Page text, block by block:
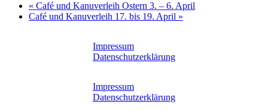
« Café und Kanuverleih Ostern 3. – 6. April
Café und Kanuverleih 17. bis 19. April »
Impressum
Datenschutzerklärung
Impressum
Datenschutzerklärung